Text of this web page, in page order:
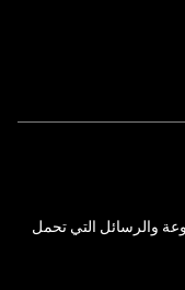
والرسائل التي تحمل